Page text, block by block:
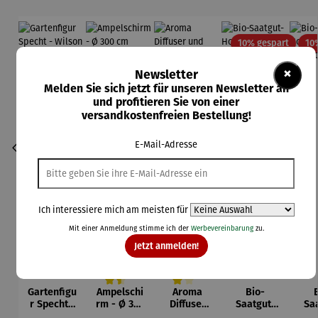
Gartenfigu
r Specht -
Durchschnittliche Bewertung von 4.5 von 5 Sternen
Ampelschi
rm - Ø 300
Durchschnittliche Bewertung von 4
Aroma
Diffuser
10% gespartRabatt
Bio-
Saatgut-
×
Newsletter
Melden Sie sich jetzt für unseren Newsletter an
und profitieren Sie von einer
versandkostenfreien Bestellung!
E-Mail-Adresse
Ich interessiere mich am meisten für
Mit einer Anmeldung stimme ich der Werbevereinbarungzu.
Jetzt anmelden!